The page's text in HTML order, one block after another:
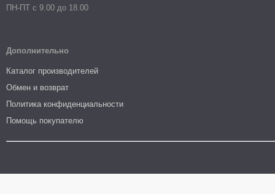
ПН-ПТ с 9.00 до 18.00
Дополнительно
Каталог производителей
Обмен и возврат
Политика конфиденциальности
Помощь покупателю